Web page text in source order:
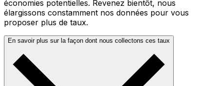
économies potentielles. Revenez bientôt, nous
élargissons constamment nos données pour vous
proposer plus de taux.
En savoir plus sur la façon dont nous collectons ces taux